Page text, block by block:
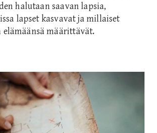
halutaan saavan lapsia,
lapset kasvavat ja millaiset
määrittävät.